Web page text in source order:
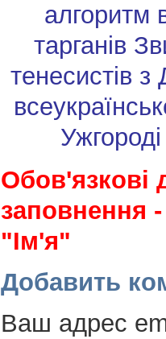
алгоритм
тарганів
тенесистів
Обов'язкові
заповнення
"Ім'я"
Добавить
Ваш адрес